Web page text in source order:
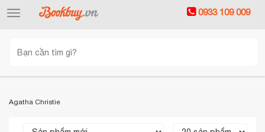
Toggle
0933 109 009
Agatha Christie